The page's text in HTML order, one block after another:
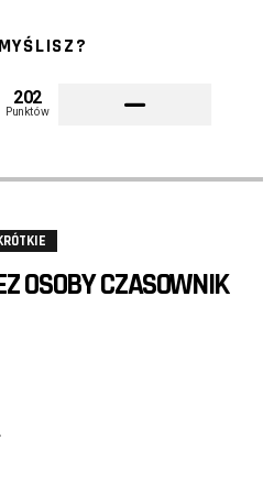
202
Punktów
OSOBY CZASOWNIK